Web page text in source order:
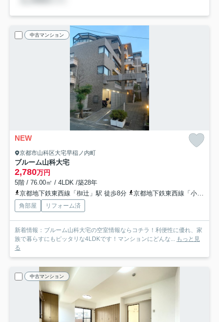
中古マンション
NEW
京都市山科区大宅早稲ノ内町
ブルーム山科大宅
2,780万円
5階 / 76.00㎡ / 4LDK /築28年
京都地下鉄東西線「椥辻」駅 徒歩8分
京都地下鉄東西線「小野」駅 徒歩13分
角部屋 リフォーム済
新着情報：ブルーム山科大宅の空室情報ならコチラ！利便性に優れ、家
族で暮らすにもピッタリな4LDKです！マンションにどんな... もっと見
る
中古マンション